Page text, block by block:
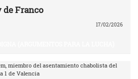
de Franco
17/02/2026
miembro del asentamiento chabolista del
1 de Valencia